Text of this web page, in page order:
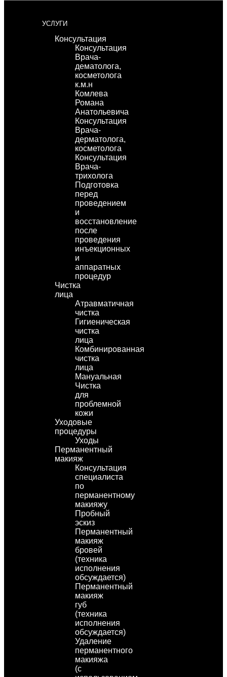
УСЛУГИ
Консультация
Консультация
Врача-
дематолога,
косметолога
к.м.н
Комлева
Романа
Анатольевича
Консультация
Врача-
дерматолога,
косметолога
Консультация
Врача-
трихолога
Подготовка
перед
проведением
и
восстановление
после
проведения
инъекционных
и
аппаратных
процедур
Чистка
лица
Атравматичная
чистка
Гигиеническая
чистка
лица
Комбинированная
чистка
лица
Мануальная
Чистка
для
проблемной
кожи
Уходовые
процедуры
Уходы
Перманентный
макияж
Консультация
специалиста
по
перманентному
макияжу
Пробный
эскиз
Перманентный
макияж
бровей
(техника
исполнения
обсуждается)
Перманентный
макияж
губ
(техника
исполнения
обсуждается)
Удаление
перманентного
макияжа
(с